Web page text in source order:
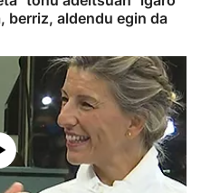
berriz, aldendu egin da